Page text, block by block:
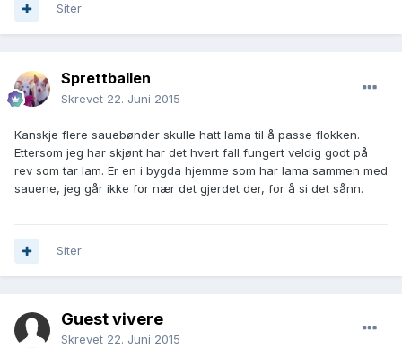
Siter
Sprettballen
Skrevet 22. Juni 2015
Kanskje flere sauebønder skulle hatt lama til å passe flokken.
Ettersom jeg har skjønt har det hvert fall fungert veldig godt på
rev som tar lam. Er en i bygda hjemme som har lama sammen med
sauene, jeg går ikke for nær det gjerdet der, for å si det sånn.
Siter
Guest vivere
Skrevet 22. Juni 2015